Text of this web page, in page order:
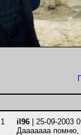
1 il96 | 25-09-2003
Дааааааа помню,